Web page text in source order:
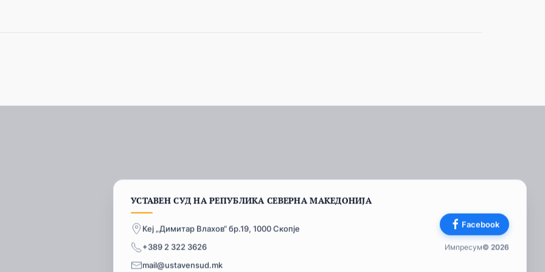
УСТАВЕН СУД НА РЕПУБЛИКА СЕВЕРНА МАКЕДОНИЈА
Кеј „Димитар Влахов“ бр.19, 1000 Скопје
+389 2 322 3626
mail@ustavensud.mk
Facebook
Импресум© 2026